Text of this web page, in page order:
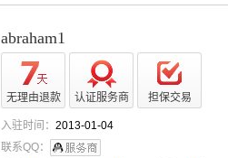
abraham1
无理由退款 认证服务商 担保交易
入驻时间： 2013-01-04
联系QQ：